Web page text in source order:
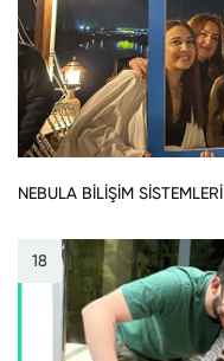
NEBULA BİLİŞİM SİSTEMLERİ
18